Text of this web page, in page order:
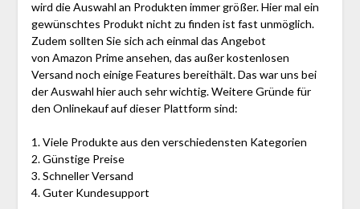
wird die Auswahl an Produkten immer größer. Hier mal ein
gewünschtes Produkt nicht zu finden ist fast unmöglich.
Zudem sollten Sie sich ach einmal das Angebot
von Amazon Prime ansehen, das außer kostenlosen
Versand noch einige Features bereithält. Das war uns bei
der Auswahl hier auch sehr wichtig. Weitere Gründe für
den Onlinekauf auf dieser Plattform sind:
1. Viele Produkte aus den verschiedensten Kategorien
2. Günstige Preise
3. Schneller Versand
4. Guter Kundesupport